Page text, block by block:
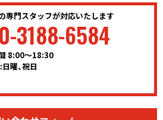
専門スタッフが対応いたします
3188-6584
8:00〜18:30
曜、祝日